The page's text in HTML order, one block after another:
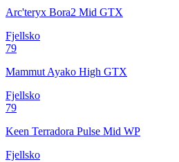
Arc'teryx Bora2 Mid GTX
Fjellsko
79
Mammut Ayako High GTX
Fjellsko
79
Keen Terradora Pulse Mid WP
Fjellsko